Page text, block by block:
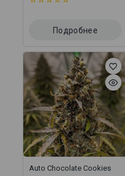
Подробнее
Auto Chocolate Cookies